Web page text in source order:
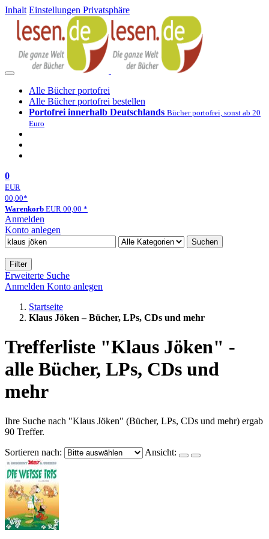
Inhalt Einstellungen Privatsphäre
Alle Bücher portofrei
Alle Bücher portofrei bestellen
Portofrei innerhalb Deutschlands Bücher portofrei, sonst ab 20
Euro
0
EUR
00,00*
Warenkorb EUR 00,00 *
Anmelden
Konto anlegen
Suchen
Filter
Erweiterte Suche
Anmelden Konto anlegen
Startseite
Klaus Jöken – Bücher, LPs, CDs und mehr
Trefferliste "Klaus Jöken" -
alle Bücher, LPs, CDs und
mehr
Ihre Suche nach "Klaus Jöken" (Bücher, LPs, CDs und mehr) ergab
90 Treffer.
Sortieren nach:
Ansicht: